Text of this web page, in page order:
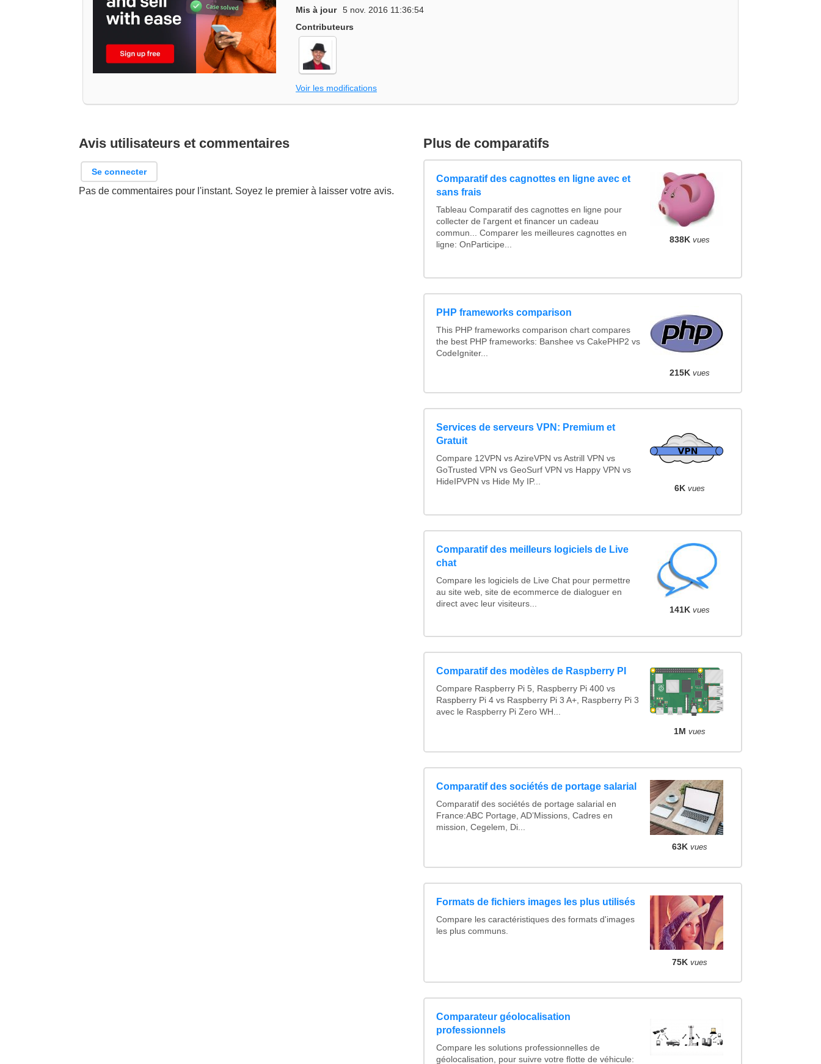
Mis à jour
5 nov. 2016 11:36:54
Contributeurs
Voir les modifications
Avis utilisateurs et commentaires
Se connecter
Pas de commentaires pour l'instant. Soyez le premier à laisser votre avis.
Plus de comparatifs
Comparatif des cagnottes en ligne avec et
sans frais
Tableau Comparatif des cagnottes en ligne pour
collecter de l'argent et financer un cadeau
commun... Comparer les meilleures cagnottes en
ligne: OnParticipe...
838K vues
PHP frameworks comparison
This PHP frameworks comparison chart compares
the best PHP frameworks: Banshee vs CakePHP2 vs
CodeIgniter...
215K vues
Services de serveurs VPN: Premium et
Gratuit
Compare 12VPN vs AzireVPN vs Astrill VPN vs
GoTrusted VPN vs GeoSurf VPN vs Happy VPN vs
HideIPVPN vs Hide My IP...
6K vues
Comparatif des meilleurs logiciels de Live
chat
Compare les logiciels de Live Chat pour permettre
au site web, site de ecommerce de dialoguer en
direct avec leur visiteurs...
141K vues
Comparatif des modèles de Raspberry PI
Compare Raspberry Pi 5, Raspberry Pi 400 vs
Raspberry Pi 4 vs Raspberry Pi 3 A+, Raspberry Pi 3
avec le Raspberry Pi Zero WH...
1M vues
Comparatif des sociétés de portage salarial
Comparatif des sociétés de portage salarial en
France:ABC Portage, AD’Missions, Cadres en
mission, Cegelem, Di...
63K vues
Formats de fichiers images les plus utilisés
Compare les caractéristiques des formats d'images
les plus communs.
75K vues
Comparateur géolocalisation
professionnels
Compare les solutions professionnelles de
géolocalisation, pour suivre votre flotte de véhicule: